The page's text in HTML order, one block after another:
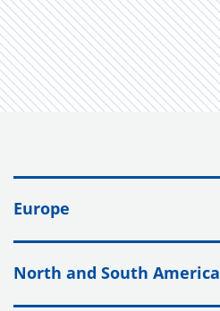
Europe
North and South America